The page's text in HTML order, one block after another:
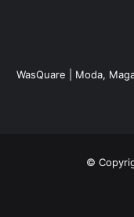
WasQuare | Moda,
©